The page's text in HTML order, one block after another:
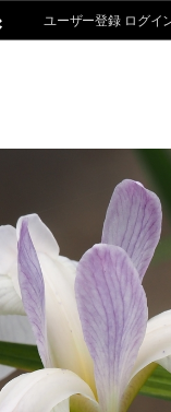
ユーザー登録 ログイ